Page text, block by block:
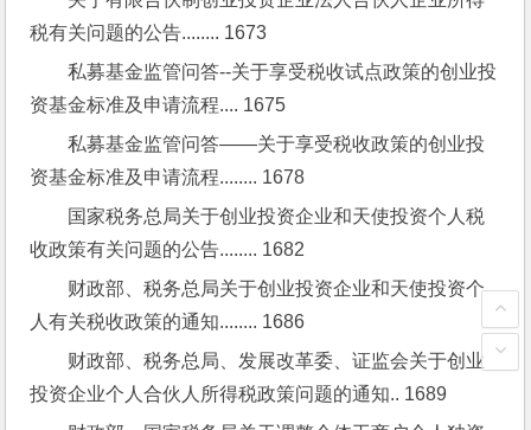
税有关问题的公告........ 1673
私募基金监管问答--关于享受税收试点政策的创业投
资基金标准及申请流程.... 1675
私募基金监管问答——关于享受税收政策的创业投
资基金标准及申请流程........ 1678
国家税务总局关于创业投资企业和天使投资个人税
收政策有关问题的公告........ 1682
财政部、税务总局关于创业投资企业和天使投资个
人有关税收政策的通知........ 1686
财政部、税务总局、发展改革委、证监会关于创业
投资企业个人合伙人所得税政策问题的通知.. 1689